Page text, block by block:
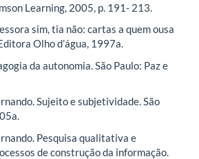
Learning, 2005, p. 191- 213.
sim, tia não: cartas a quem ousa
Olho d’água, 1997a.
da autonomia. São Paulo: Paz e
Sujeito e subjetividade. São
Pesquisa qualitativa e
de construção da informação.